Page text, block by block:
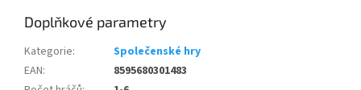
Doplňkové parametry
Kategorie:
Společenské hry
EAN:
8595680301483